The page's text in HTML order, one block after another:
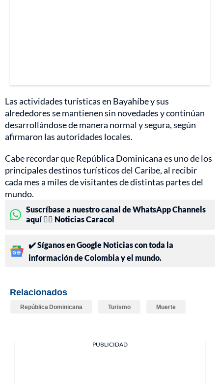
Las actividades turísticas en Bayahíbe y sus
alrededores se mantienen sin novedades y continúan
desarrollándose de manera normal y segura, según
afirmaron las autoridades locales.
Cabe recordar que República Dominicana es uno de los
principales destinos turísticos del Caribe, al recibir
cada mes a miles de visitantes de distintas partes del
mundo.
Suscríbase a nuestro canal de WhatsApp Channels
aquí 👉🏻 Noticias Caracol
✔️ Síganos en Google Noticias con toda la
información de Colombia y el mundo.
Relacionados
República Dominicana Turismo Muerte
PUBLICIDAD